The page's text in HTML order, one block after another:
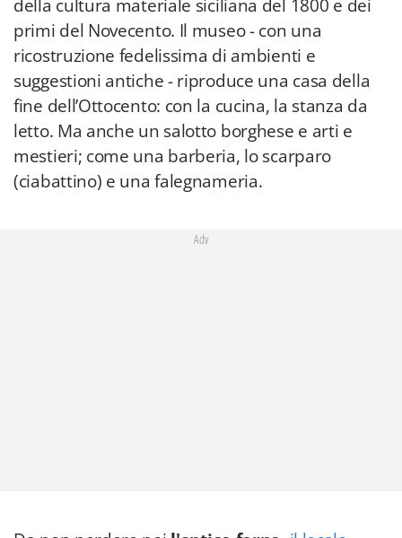
della cultura materiale siciliana del 1800 e dei
primi del Novecento. Il museo - con una
ricostruzione fedelissima di ambienti e
suggestioni antiche - riproduce una casa della
fine dell’Ottocento: con la cucina, la stanza da
letto. Ma anche un salotto borghese e arti e
mestieri; come una barberia, lo scarparo
(ciabattino) e una falegnameria.
Adv